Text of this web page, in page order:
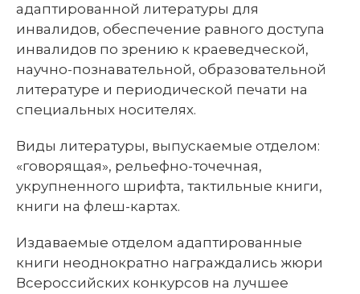
адаптированной литературы для
инвалидов, обеспечение равного доступа
инвалидов по зрению к краеведческой,
научно-познавательной, образовательной
литературе и периодической печати на
специальных носителях.
Виды литературы, выпускаемые отделом:
«говорящая», рельефно-точечная,
укрупненного шрифта, тактильные книги,
книги на флеш-картах.
Издаваемые отделом адаптированные
книги неоднократно награждались жюри
Всероссийских конкурсов на лучшее